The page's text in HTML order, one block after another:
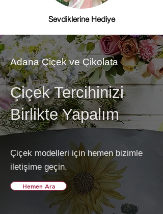
Sevdiklerine Hediye
Adana Çiçek ve Çikolata
Çiçek Tercihinizi
Birlikte Yapalım
Çiçek modelleri için hemen bizimle
iletişime geçin.
Hemen Ara